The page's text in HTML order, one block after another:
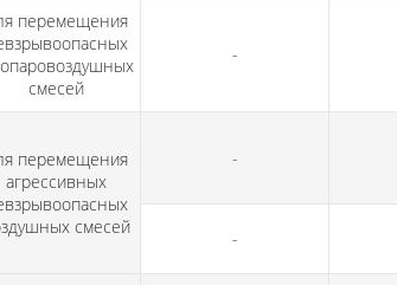
перемещения
смесей
-
перемещения
агрессивных
смесей
-
-